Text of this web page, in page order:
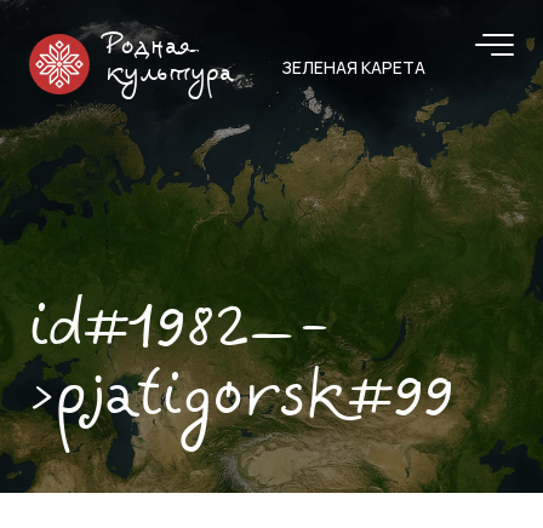
Родная
культура
ЗЕЛЕНАЯ КАРЕТА
id#1982—-
>pjatigorsk#99